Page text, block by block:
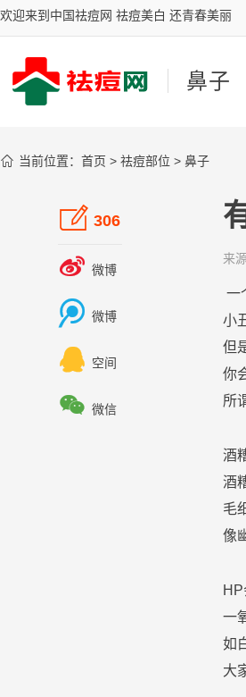
欢迎来到中国祛痘网 祛痘美白 还青春美丽
鼻子
 当前位置： 首页 > 祛痘部位 > 鼻子
 306
 微博
 微博
 空间
 微信
来源
一
小
但
你
所
酒
酒
毛
像
一
如
大